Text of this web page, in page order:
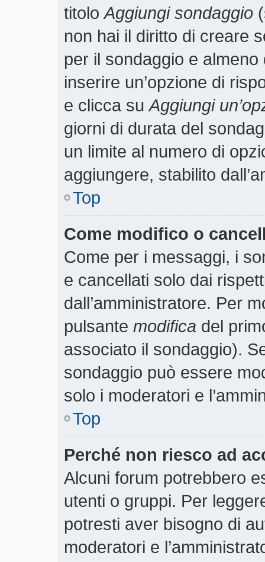
titoloAggiungi sondaggio
non hai il diritto di creare
per il sondaggio e
inserire un’opzione di
e clicca suAggiungi
giorni di durata del
un limite al numero di
aggiungere, stabilito
Top
Come modifico o
Come per i messaggi, i
e cancellati solo dai
dall’amministratore. Per
pulsante modifica del
associato il sondaggio).
sondaggio può essere
solo i moderatori e
Top
Perché non riesco ad
Alcuni forum potrebbero
utenti o gruppi. Per
potresti aver bisogno di
moderatori e